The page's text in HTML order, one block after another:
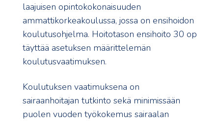
laajuisen opintokokonaisuuden
ammattikorkeakoulussa, jossa on ensihoidon
koulutusohjelma. Hoitotason ensihoito 30 op
täyttää asetuksen määrittelemän
koulutusvaatimuksen.
Koulutuksen vaatimuksena on
sairaanhoitajan tutkinto sekä minimissään
puolen vuoden työkokemus sairaalan